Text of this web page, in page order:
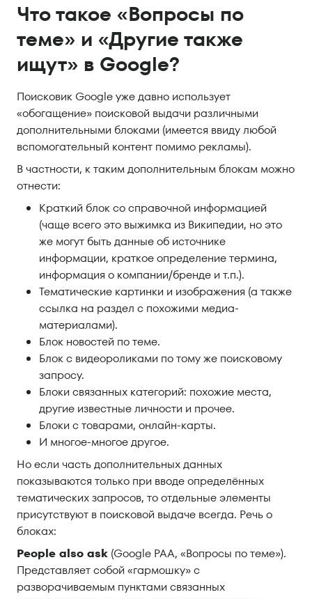
Что такое «Вопросы по
теме» и «Другие также
ищут» в Google?
Поисковик Google уже давно использует
«обогащение» поисковой выдачи различными
дополнительными блоками (имеется ввиду любой
вспомогательный контент помимо рекламы).
В частности, к таким дополнительным блокам можно
отнести:
Краткий блок со справочной информацией
(чаще всего это выжимка из Википедии, но это
же могут быть данные об источнике
информации, краткое определение термина,
информация о компании/бренде и т.п.).
Тематические картинки и изображения (а также
ссылка на раздел с похожими медиа-
материалами).
Блок новостей по теме.
Блок с видеороликами по тому же поисковому
запросу.
Блоки связанных категорий: похожие места,
другие известные личности и прочее.
Блоки с товарами, онлайн-карты.
И многое-многое другое.
Но если часть дополнительных данных
показываются только при вводе определённых
тематических запросов, то отдельные элементы
присутствуют в поисковой выдаче всегда. Речь о
блоках:
People also ask (Google PAA, «Вопросы по теме»).
Представляет собой «гармошку» с
разворачиваемым пунктами связанных